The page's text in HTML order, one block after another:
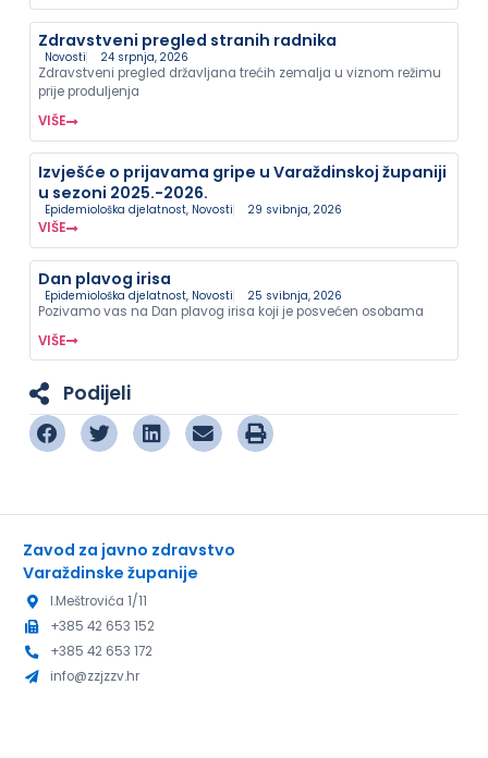
Zdravstveni pregled stranih radnika
Novosti 24 srpnja, 2026
Zdravstveni pregled državljana trećih zemalja u viznom režimu
prije produljenja
VIŠE
Izvješće o prijavama gripe u Varaždinskoj županiji
u sezoni 2025.-2026.
Epidemiološka djelatnost, Novosti 29 svibnja, 2026
VIŠE
Dan plavog irisa
Epidemiološka djelatnost, Novosti 25 svibnja, 2026
Pozivamo vas na Dan plavog irisa koji je posvećen osobama
VIŠE
Podijeli
Zavod za javno zdravstvo
Varaždinske županije
I.Meštrovića 1/11
+385 42 653 152
+385 42 653 172
info@zzjzzv.hr